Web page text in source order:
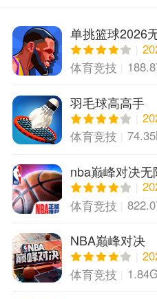
单挑篮球2026
体育竞技
羽毛球高高手
体育竞技
nba巅峰对决无
体育竞技
NBA巅峰对决
体育竞技
1.84G